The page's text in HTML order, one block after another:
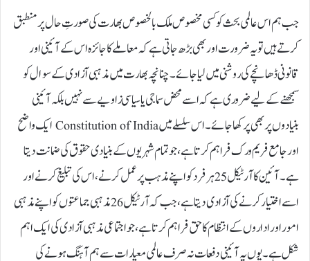
جب ہم اس عالمی بحث کو کسی مخصوص ملک بالخصوص بھارت کی صورتِ حال پر منطبق
کرتے ہیں تو یہ ضرورت اور بھی بڑھ جاتی ہے کہ معاملے کا جائزہ اس کے آئینی اور
قانونی ڈھانچے کی روشنی میں لیا جائے۔ چنانچہ بھارت میں مذہبی آزادی کے سوال کو
سمجھنے کے لیے ضروری ہے کہ اسے محض سماجی یا سیاسی زاویے سے نہیں بلکہ آئینی
بنیادوں پر بھی پرکھا جائے۔ اس سلسلے میں Constitution of India ایک واضح
اور جامع فریم ورک فراہم کرتا ہے، جو تمام شہریوں کے بنیادی حقوق کی ضمانت دیتا
ہے۔ آئین کا آرٹیکل 25 ہر فرد کو اپنے مذہب پر عمل کرنے، اس کی تبلیغ کرنے اور
اسے اختیار کرنے کی آزادی دیتا ہے، جب کہ آرٹیکل 26 مذہبی جماعتوں کو اپنے مذہبی
امور اور اداروں کے انتظام کا حق فراہم کرتا ہے، جو اجتماعی مذہبی آزادی کی ایک اہم
شکل ہے۔ یوں یہ آئینی دفعات نہ صرف عالمی معیارات سے ہم آہنگ ہونے کی